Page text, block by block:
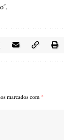
marcados com*